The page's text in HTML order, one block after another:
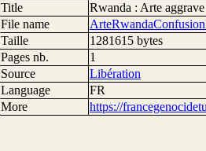
Title
Rwanda : Arte
File name
Taille
1281615 bytes
Pages nb.
1
Source
Libération
Language
FR
More
https://